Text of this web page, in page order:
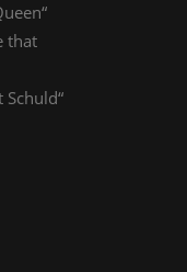
that